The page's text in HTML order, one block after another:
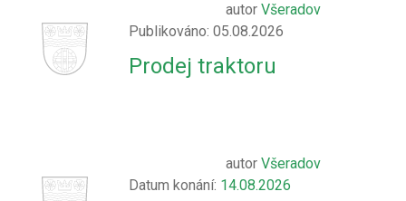
autor Všeradov
Publikováno: 05.08.2026
Prodej traktoru
autor Všeradov
Datum konání: 14.08.2026